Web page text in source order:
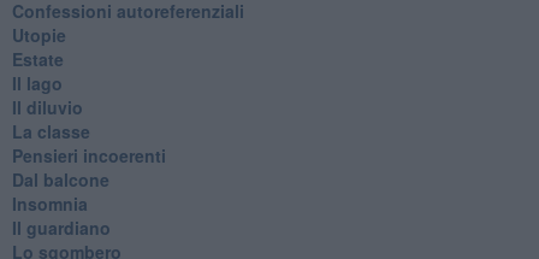
Confessioni autoreferenziali
Utopie
Estate
Il lago
Il diluvio
La classe
Pensieri incoerenti
Dal balcone
Insomnia
Il guardiano
Lo sgombero